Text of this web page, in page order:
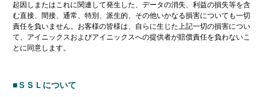
起因しまたはこれに関連して発生した、データの消失、利益の損失等を含
む直接、間接、通常、特別、派生的、その他いかなる損害についても一切
責任を負いません。お客様の皆様は、自らに生じた上記一切の損害につい
て、アイニックスおよびアイニックスへの提供者が賠償責任を負わないこ
とに同意します。
■ＳＳＬについて